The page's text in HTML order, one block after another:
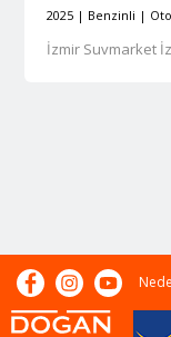
2025 | Benzinli |
İzmir Suvmarket